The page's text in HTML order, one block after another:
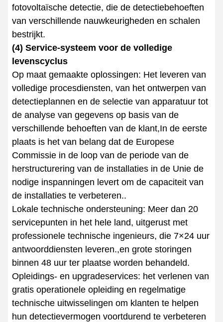
fotovoltaïsche detectie, die de detectiebehoeften
van verschillende nauwkeurigheden en schalen
bestrijkt.
(4) Service-systeem voor de volledige
levenscyclus
Op maat gemaakte oplossingen: Het leveren van
volledige procesdiensten, van het ontwerpen van
detectieplannen en de selectie van apparatuur tot
de analyse van gegevens op basis van de
verschillende behoeften van de klant,In de eerste
plaats is het van belang dat de Europese
Commissie in de loop van de periode van de
herstructurering van de installaties in de Unie de
nodige inspanningen levert om de capaciteit van
de installaties te verbeteren..
Lokale technische ondersteuning: Meer dan 20
servicepunten in het hele land, uitgerust met
professionele technische ingenieurs, die 7×24 uur
antwoorddiensten leveren.,en grote storingen
binnen 48 uur ter plaatse worden behandeld.
Opleidings- en upgradeservices: het verlenen van
gratis operationele opleiding en regelmatige
technische uitwisselingen om klanten te helpen
hun detectievermogen voortdurend te verbeteren